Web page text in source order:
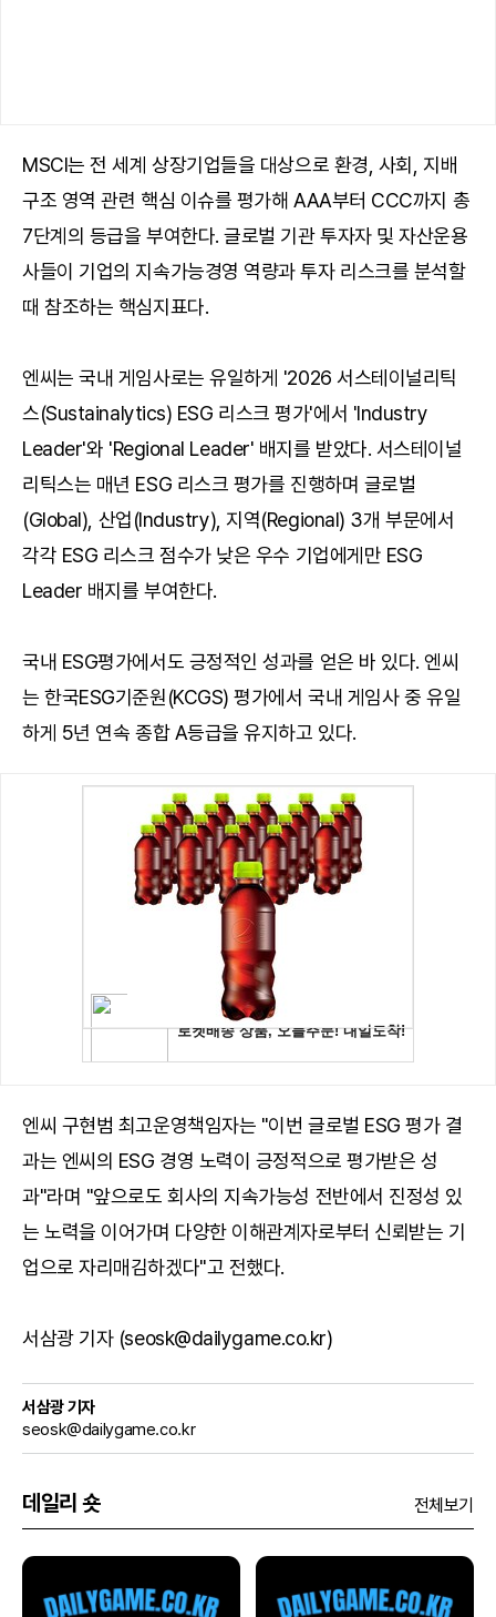
MSCI는 전 세계 상장기업들을 대상으로 환경, 사회, 지배
구조 영역 관련 핵심 이슈를 평가해 AAA부터 CCC까지 총
7단계의 등급을 부여한다. 글로벌 기관 투자자 및 자산운용
사들이 기업의 지속가능경영 역량과 투자 리스크를 분석할
때 참조하는 핵심지표다.
엔씨는 국내 게임사로는 유일하게 '2026 서스테이널리틱
스(Sustainalytics) ESG 리스크 평가'에서 'Industry
Leader'와 'Regional Leader' 배지를 받았다. 서스테이널
리틱스는 매년 ESG 리스크 평가를 진행하며 글로벌
(Global), 산업(Industry), 지역(Regional) 3개 부문에서
각각 ESG 리스크 점수가 낮은 우수 기업에게만 ESG
Leader 배지를 부여한다.
국내 ESG평가에서도 긍정적인 성과를 얻은 바 있다. 엔씨
는 한국ESG기준원(KCGS) 평가에서 국내 게임사 중 유일
하게 5년 연속 종합 A등급을 유지하고 있다.
엔씨 구현범 최고운영책임자는 "이번 글로벌 ESG 평가 결
과는 엔씨의 ESG 경영 노력이 긍정적으로 평가받은 성
과"라며 "앞으로도 회사의 지속가능성 전반에서 진정성 있
는 노력을 이어가며 다양한 이해관계자로부터 신뢰받는 기
업으로 자리매김하겠다"고 전했다.
서삼광 기자 (seosk@dailygame.co.kr)
서삼광 기자
seosk@dailygame.co.kr
데일리 숏 전체보기